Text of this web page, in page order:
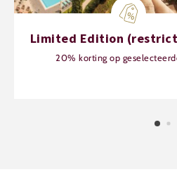
Limited Edition
20% korting op